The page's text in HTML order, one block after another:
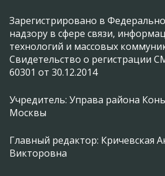
Зарегистрировано в
надзору в сфере связи,
технологий и массовых
Свидетельство о регистрации
60301 от 30.12.2014
Учредитель: Управа района
Москвы
Главный редактор: Кричевская
Викторовна